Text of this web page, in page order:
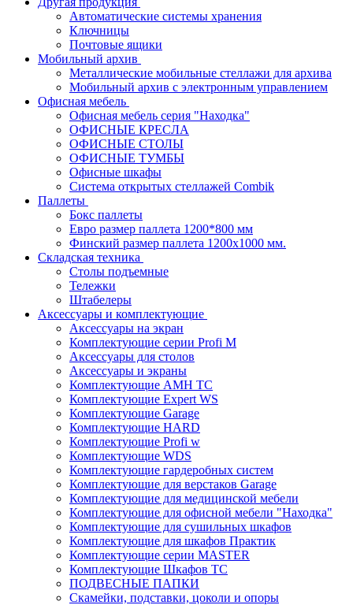
Автоматические системы хранения
Ключницы
Почтовые ящики
Мобильный архив
Металлические мобильные стеллажи для архива
Мобильный архив с электронным управлением
Офисная мебель
Офисная мебель серия "Находка"
ОФИСНЫЕ КРЕСЛА
ОФИСНЫЕ СТОЛЫ
ОФИСНЫЕ ТУМБЫ
Офисные шкафы
Система открытых стеллажей Combik
Паллеты
Бокс паллеты
Евро размер паллета 1200*800 мм
Финский размер паллета 1200х1000 мм.
Складская техника
Столы подъемные
Тележки
Штабелеры
Аксессуары и комплектующие
Аксессуары на экран
Комплектующие серии Profi M
Аксессуары для столов
Аксессуары и экраны
Комплектующие AMH TC
Комплектующие Expert WS
Комплектующие Garage
Комплектующие HARD
Комплектующие Profi w
Комплектующие WDS
Комплектующие гардеробных систем
Комплектующие для верстаков Garage
Комплектующие для медицинской мебели
Комплектующие для офисной мебели "Находка"
Комплектующие для сушильных шкафов
Комплектующие для шкафов Практик
Комплектующие серии MASTER
Комплектующие Шкафов ТС
ПОДВЕСНЫЕ ПАПКИ
Скамейки, подставки, цоколи и опоры